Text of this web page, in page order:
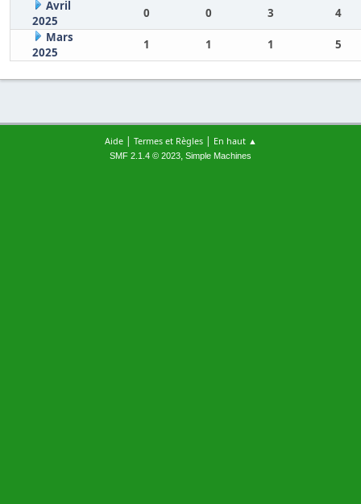
Avril
2025
0 0 3
4
Mars
2025
1 1 1 5
Aide| Termes et Règles| En haut ▲
SMF 2.1.4 © 2023, Simple Machines